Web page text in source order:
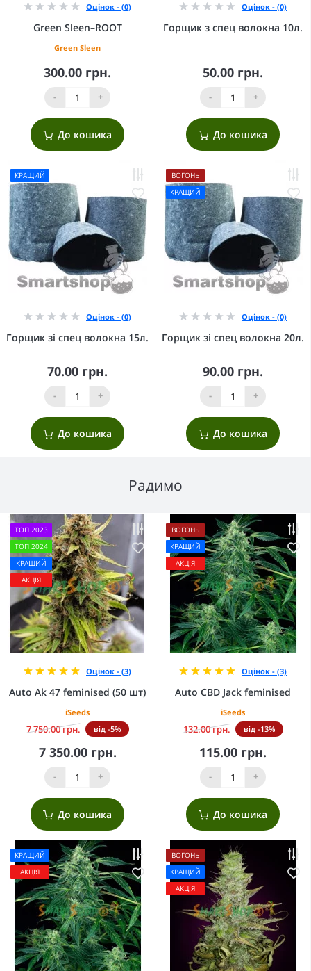
Оцінок - (0)
Green Sleen–ROOT
Green Sleen
300.00 грн.
- +
До кошика
Оцінок - (0)
Горщик з спец волокна 10л.
50.00 грн.
- +
До кошика
КРАЩИЙ
Оцінок - (0)
Горщик зі спец волокна 15л.
70.00 грн.
- +
До кошика
ВОГОНЬ
КРАЩИЙ
Оцінок - (0)
Горщик зі спец волокна 20л.
90.00 грн.
- +
До кошика
Радимо
ТОП 2023
ТОП 2024
КРАЩИЙ
АКЦІЯ
Оцінок - (3)
Auto Ak 47 feminised (50 шт)
iSeeds
7 750.00 грн. від -5%
7 350.00 грн.
- +
До кошика
ВОГОНЬ
КРАЩИЙ
АКЦІЯ
Оцінок - (3)
Auto CBD Jack feminised
iSeeds
132.00 грн. від -13%
115.00 грн.
- +
До кошика
КРАЩИЙ
АКЦІЯ
ВОГОНЬ
КРАЩИЙ
АКЦІЯ